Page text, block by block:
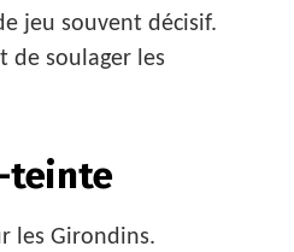
jeu souvent décisif.
de soulager les
teinte
les Girondins.